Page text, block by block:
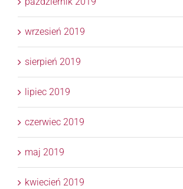
wrzesień 2019
sierpień 2019
lipiec 2019
czerwiec 2019
maj 2019
kwiecień 2019